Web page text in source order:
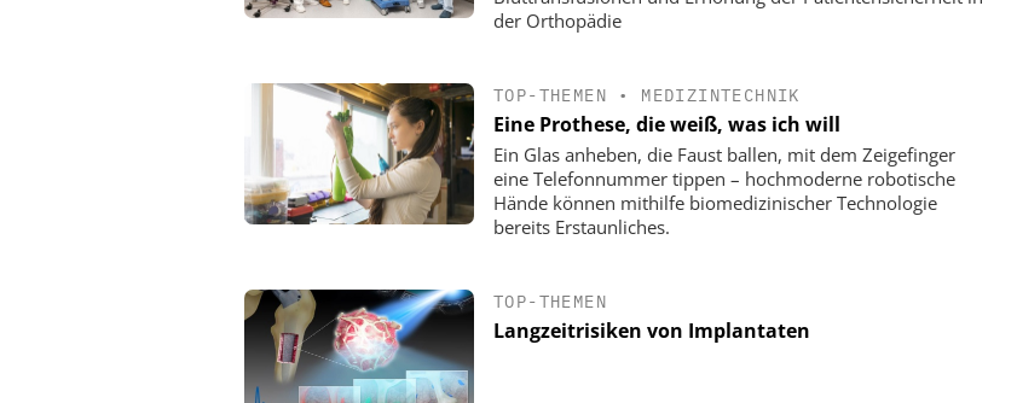
der Orthopädie
TOP-THEMEN • MEDIZINTECHNIK
Eine Prothese, die weiß, was ich will
Ein Glas anheben, die Faust ballen, mit dem Zeigefinger
eine Telefonnummer tippen – hochmoderne robotische
Hände können mithilfe biomedizinischer Technologie
bereits Erstaunliches.
TOP-THEMEN
Langzeitrisiken von Implantaten